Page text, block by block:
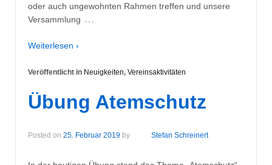
oder auch ungewohnten Rahmen treffen und unsere
Versammlung …
Weiterlesen ›
Veröffentlicht in Neuigkeiten, Vereinsaktivitäten
Übung Atemschutz
Posted on 25. Februar 2019 by Stefan Schreinert